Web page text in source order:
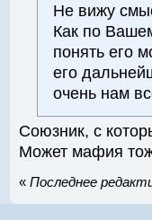
Не вижу
Как по
понять его
его
очень нам
Союзник, с
Может мафия
« Последнее